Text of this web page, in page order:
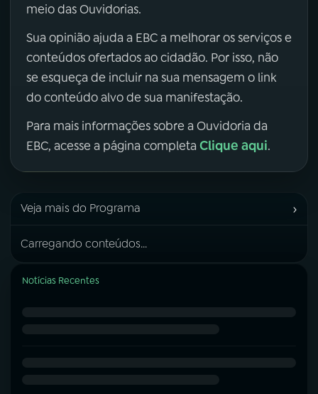
meio das Ouvidorias.
Sua opinião ajuda a EBC a melhorar os serviços e
conteúdos ofertados ao cidadão. Por isso, não
se esqueça de incluir na sua mensagem o link
do conteúdo alvo de sua manifestação.
Para mais informações sobre a Ouvidoria da
EBC, acesse a página completa Clique aqui.
Veja mais do Programa ›
Carregando conteúdos...
Notícias Recentes